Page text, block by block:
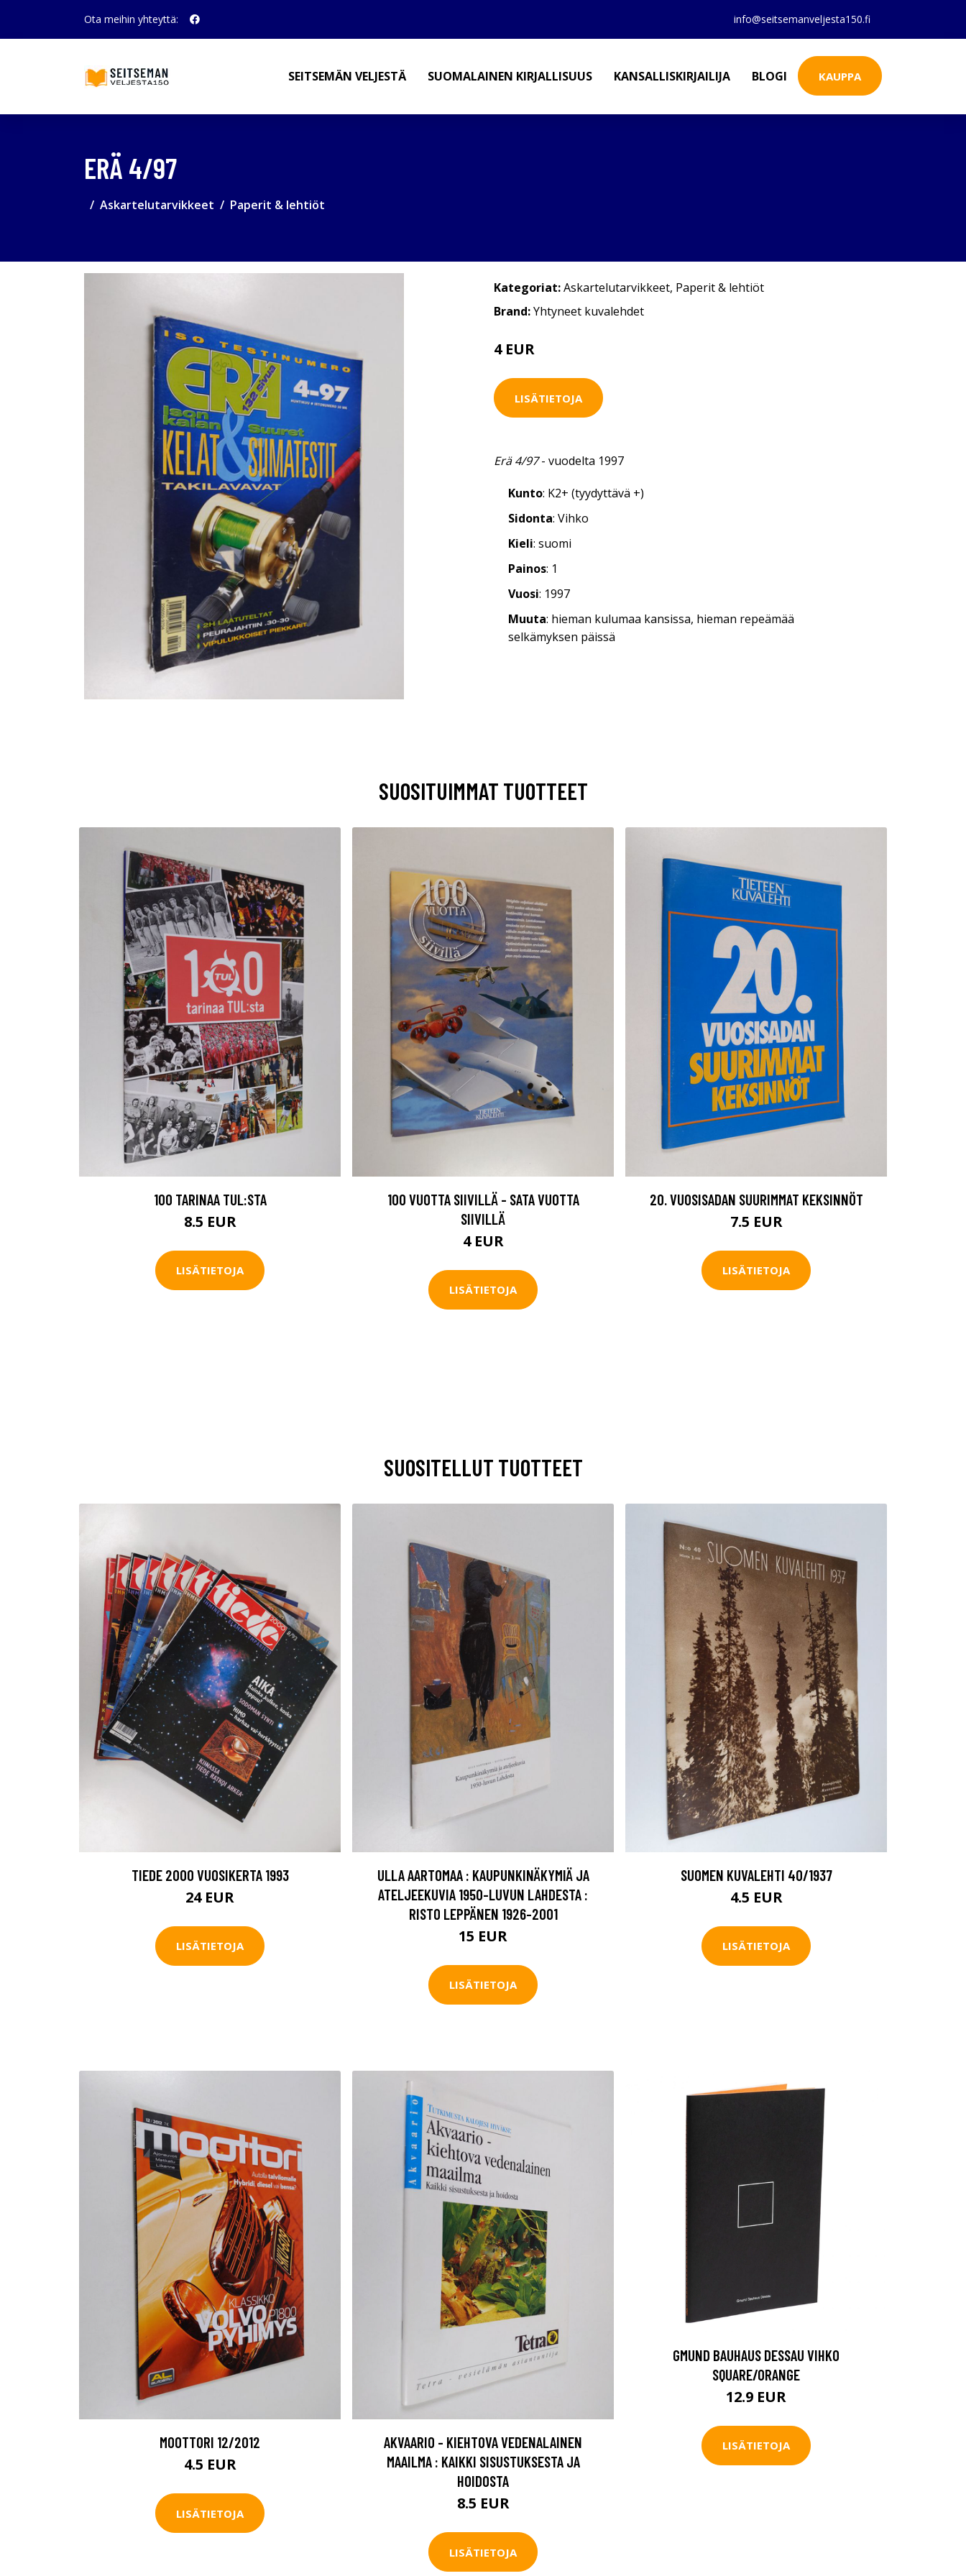
Ota meihin yhteyttä: info@seitsemanveljesta150.fi
SEITSEMÄN VELJESTÄ SUOMALAINEN KIRJALLISUUS KANSALLISKIRJAILIJA BLOGI KAUPPA
ERÄ 4/97
Askartelutarvikkeet Paperit & lehtiöt
Kategoriat:Askartelutarvikkeet, Paperit & lehtiöt
Brand:Yhtyneet kuvalehdet
4 EUR
LISÄTIETOJA
Erä 4/97- vuodelta 1997
Kunto: K2+ (tyydyttävä +)
Sidonta: Vihko
Kieli: suomi
Painos: 1
Vuosi: 1997
Muuta: hieman kulumaa kansissa, hieman repeämää
selkämyksen päissä
SUOSITUIMMAT TUOTTEET
100 TARINAA TUL:STA
8.5 EUR
LISÄTIETOJA
100 VUOTTA SIIVILLÄ - SATA VUOTTA
SIIVILLÄ
4 EUR
LISÄTIETOJA
20. VUOSISADAN SUURIMMAT KEKSINNÖT
7.5 EUR
LISÄTIETOJA
SUOSITELLUT TUOTTEET
TIEDE 2000 VUOSIKERTA 1993
24 EUR
LISÄTIETOJA
ULLA AARTOMAA : KAUPUNKINÄKYMIÄ JA
ATELJEEKUVIA 1950-LUVUN LAHDESTA :
RISTO LEPPÄNEN 1926-2001
15 EUR
LISÄTIETOJA
SUOMEN KUVALEHTI 40/1937
4.5 EUR
LISÄTIETOJA
MOOTTORI 12/2012
4.5 EUR
LISÄTIETOJA
AKVAARIO - KIEHTOVA VEDENALAINEN
MAAILMA : KAIKKI SISUSTUKSESTA JA
HOIDOSTA
8.5 EUR
LISÄTIETOJA
GMUND BAUHAUS DESSAU VIHKO
SQUARE/ORANGE
12.9 EUR
LISÄTIETOJA